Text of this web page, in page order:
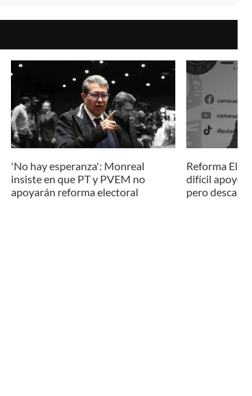
'No hay esperanza': Monreal
insiste en que PT y PVEM no
apoyarán reforma electoral
Reforma
difícil apoyo
pero descarta